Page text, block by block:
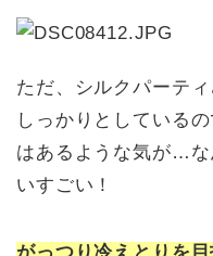
ただ、シルクパーテ
しっかりとしている
はあるような気が…な
いすごい！